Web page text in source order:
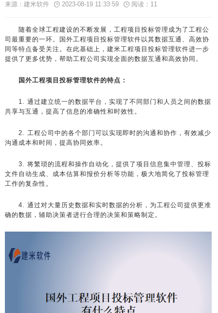
来源：建米软件 2023-08-19 11:33:59 阅读： 11
随着全球工程建设的不断发展，工程项目投标管理成为了工程公
司最重要的一环。国外工程项目投标管理软件以其数据互通、高效协
同等特点备受关注。在此基础上，建米工程项目投标管理软件进一步
提供了更多优势，帮助工程公司实现全面的数据互通和高效协同。
国外工程项目投标管理软件的特点：
1. 通过建立统一的数据平台，实现了不同部门和人员之间的数据
共享与互通，提高了信息的准确性和时效性。
2. 工程公司中的各个部门可以实现即时的沟通和协作，有效减少
沟通成本和时间，提高协同效率。
3. 将繁琐的流程和操作自动化，提供了项目信息集中管理、投标
文件自动生成、成本估算和报价分析等功能，极大地简化了投标管理
工作的复杂性。
4. 通过对大量历史数据和实时数据的分析，为工程公司提供更准
确的数据，辅助决策者进行合理的决策和策略制定。